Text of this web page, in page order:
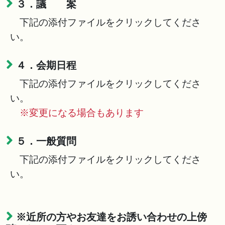
３．議 案
下記の添付ファイルをクリックしてくださ
い。
４．会期日程
下記の添付ファイルをクリックしてくださ
い。
※変更になる場合もあります
５．一般質問
下記の添付ファイルをクリックしてくださ
い。
※近所の方やお友達をお誘い合わせの上傍